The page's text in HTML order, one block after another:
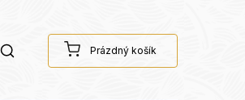
Prázdný košík